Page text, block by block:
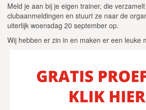
Meld je aan bij je eigen trainer, die
clubaanmeldingen en stuurt ze naar de
uiterlijk woensdag 20 september op.
Wij hebben er zin in en maken er een leuke